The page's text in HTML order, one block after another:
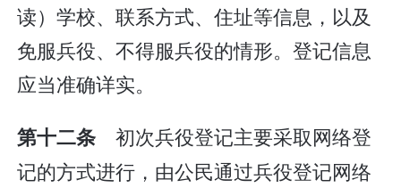
读）学校、联系方式、住址等信息，以及
免服兵役、不得服兵役的情形。登记信息
应当准确详实。
第十二条初次兵役登记主要采取网络登
记的方式进行，由公民通过兵役登记网络